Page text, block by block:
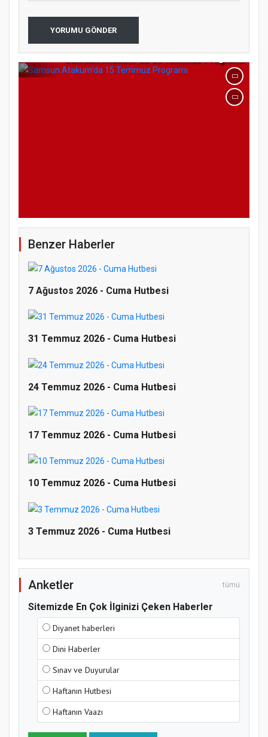
YORUMU GÖNDER
Gerçekleştirildi
Benzer Haberler
7 Ağustos 2026 - Cuma Hutbesi
31 Temmuz 2026 - Cuma Hutbesi
24 Temmuz 2026 - Cuma Hutbesi
17 Temmuz 2026 - Cuma Hutbesi
10 Temmuz 2026 - Cuma Hutbesi
3 Temmuz 2026 - Cuma Hutbesi
Anketler tümü
Sitemizde En Çok İlginizi Çeken Haberler
Diyanet haberleri
Dini Haberler
Sınav ve Duyurular
Haftanın Hutbesi
Haftanın Vaazı